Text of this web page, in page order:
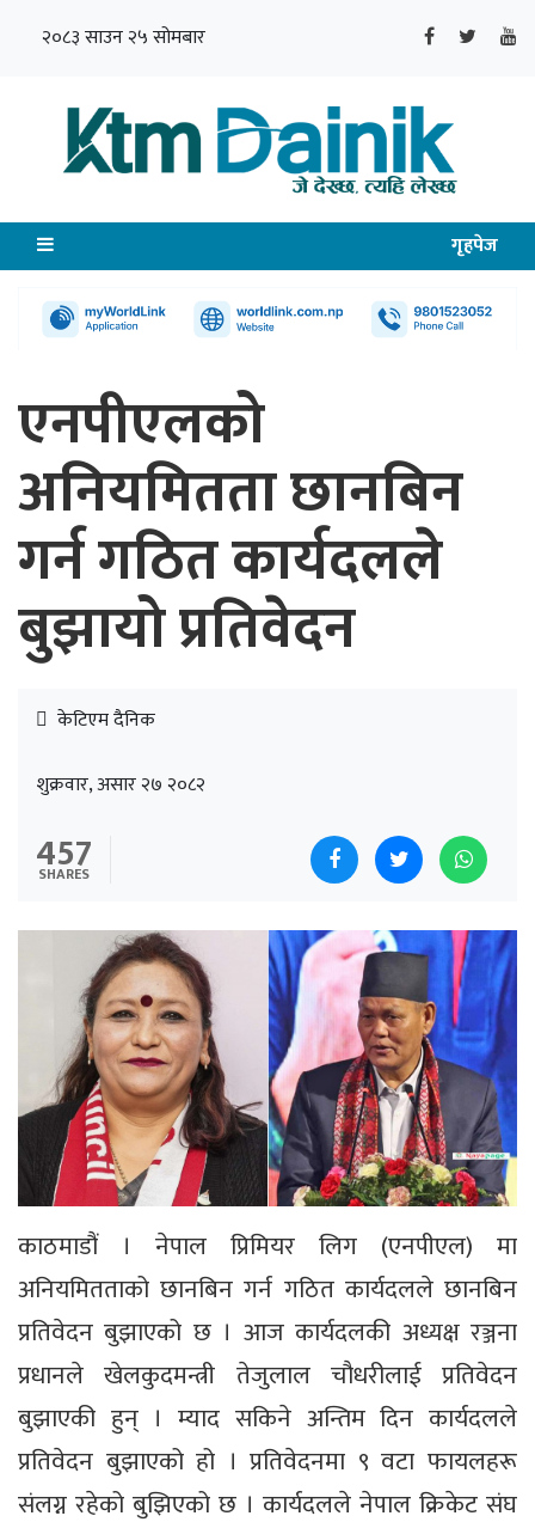
२०८३ साउन २५ सोमबार
गृहपेज
एनपीएलको
अनियमितता छानबिन
गर्न गठित कार्यदलले
बुझायो प्रतिवेदन
केटिएम दैनिक
शुक्रवार, असार २७ २०८२
457
SHARES
काठमाडौं । नेपाल प्रिमियर लिग (एनपीएल) मा
अनियमितताको छानबिन गर्न गठित कार्यदलले छानबिन
प्रतिवेदन बुझाएको छ । आज कार्यदलकी अध्यक्ष रञ्जना
प्रधानले खेलकुदमन्त्री तेजुलाल चौधरीलाई प्रतिवेदन
बुझाएकी हुन् । म्याद सकिने अन्तिम दिन कार्यदलले
प्रतिवेदन बुझाएको हो । प्रतिवेदनमा ९ वटा फायलहरू
संलग्न रहेको बुझिएको छ । कार्यदलले नेपाल क्रिकेट संघ